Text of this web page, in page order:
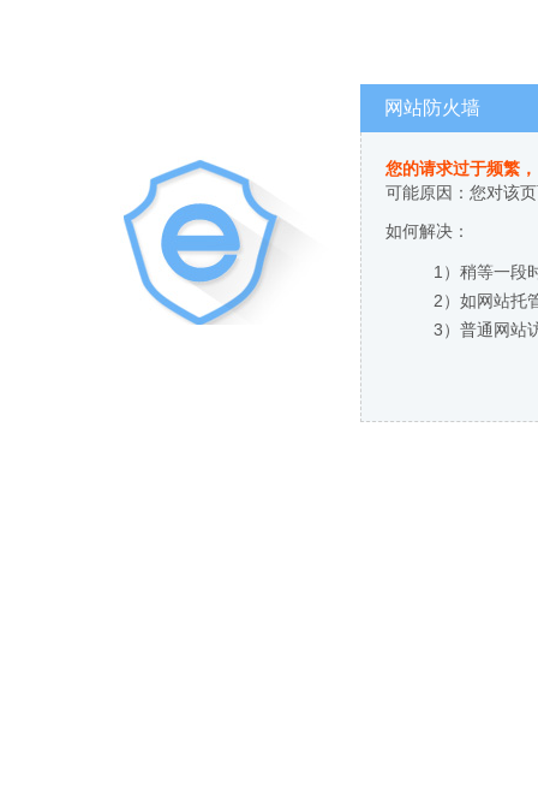
网站防火墙
您的请求过于频繁
可能原因：您对该
如何解决：
1）稍等一段
2）如网站托
3）普通网站